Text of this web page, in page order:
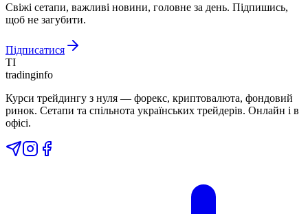
Свіжі сетапи, важливі новини, головне за день. Підпишись,
щоб не загубити.
Підписатися
TI
tradinginfo
Курси трейдингу з нуля — форекс, криптовалюта, фондовий
ринок. Сетапи та спільнота українських трейдерів. Онлайн і в
офісі.